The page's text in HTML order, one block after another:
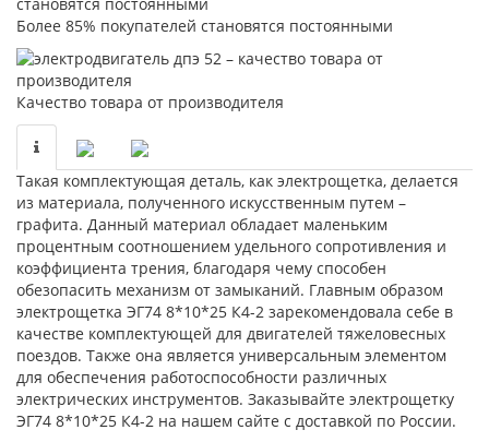
Более 85% покупателей становятся постоянными
Качество товара от производителя
Такая комплектующая деталь, как электрощетка, делается
из материала, полученного искусственным путем –
графита. Данный материал обладает маленьким
процентным соотношением удельного сопротивления и
коэффициента трения, благодаря чему способен
обезопасить механизм от замыканий. Главным образом
электрощетка ЭГ74 8*10*25 К4-2 зарекомендовала себе в
качестве комплектующей для двигателей тяжеловесных
поездов. Также она является универсальным элементом
для обеспечения работоспособности различных
электрических инструментов. Заказывайте электрощетку
ЭГ74 8*10*25 К4-2 на нашем сайте с доставкой по России.